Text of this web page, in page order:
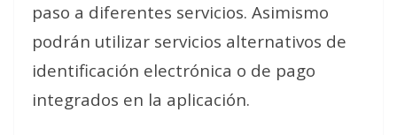
paso a diferentes servicios. Asimismo
podrán utilizar servicios alternativos de
identificación electrónica o de pago
integrados en la aplicación.